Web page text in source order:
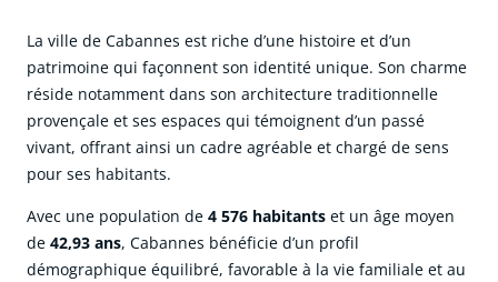
La ville de Cabannes est riche d’une histoire et d’un
patrimoine qui façonnent son identité unique. Son charme
réside notamment dans son architecture traditionnelle
provençale et ses espaces qui témoignent d’un passé
vivant, offrant ainsi un cadre agréable et chargé de sens
pour ses habitants.
Avec une population de 4 576 habitants et un âge moyen
de 42,93 ans, Cabannes bénéficie d’un profil
démographique équilibré, favorable à la vie familiale et au